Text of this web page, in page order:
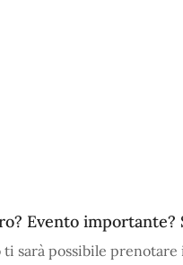
Evento
ti sarà possibile